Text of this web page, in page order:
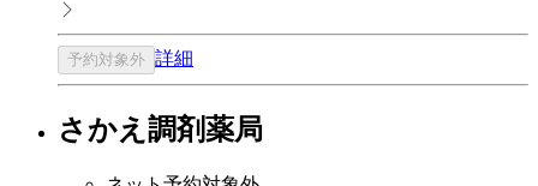
予約対象外 詳細
さかえ調剤薬局